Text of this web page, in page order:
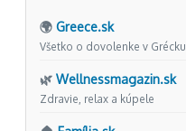
🌍 Greece.sk
Všetko o dovolenke v Grécku
🌿 Wellnessmagazin.sk
Zdravie, relax a kúpele